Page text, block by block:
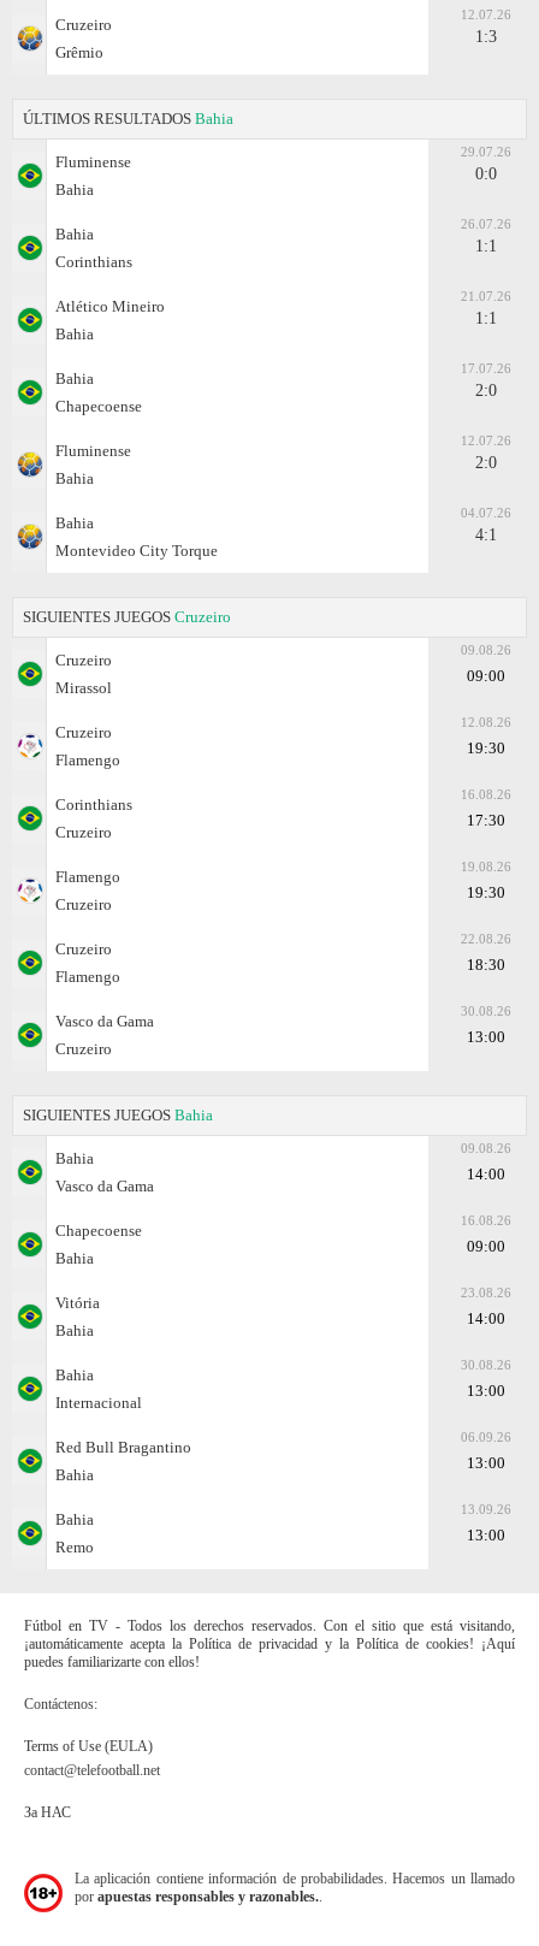
Cruzeiro
Grêmio
12.07.26
1:3
ÚLTIMOS RESULTADOS Bahia
Fluminense
Bahia
29.07.26
0:0
Bahia
Corinthians
26.07.26
1:1
Atlético Mineiro
Bahia
21.07.26
1:1
Bahia
Chapecoense
17.07.26
2:0
Fluminense
Bahia
12.07.26
2:0
Bahia
Montevideo City Torque
04.07.26
4:1
SIGUIENTES JUEGOS Cruzeiro
Cruzeiro
Mirassol
09.08.26
09:00
Cruzeiro
Flamengo
12.08.26
19:30
Corinthians
Cruzeiro
16.08.26
17:30
Flamengo
Cruzeiro
19.08.26
19:30
Cruzeiro
Flamengo
22.08.26
18:30
Vasco da Gama
Cruzeiro
30.08.26
13:00
SIGUIENTES JUEGOS Bahia
Bahia
Vasco da Gama
09.08.26
14:00
Chapecoense
Bahia
16.08.26
09:00
Vitória
Bahia
23.08.26
14:00
Bahia
Internacional
30.08.26
13:00
Red Bull Bragantino
Bahia
06.09.26
13:00
Bahia
Remo
13.09.26
13:00
Fútbol en TV - Todos los derechos reservados. Con el sitio que está visitando,
¡automáticamente acepta la Política de privacidad y la Política de cookies! ¡Aquí
puedes familiarizarte con ellos!
Contáctenos:
Terms of Use (EULA)
contact@telefootball.net
За НАС
La aplicación contiene información de probabilidades. Hacemos un llamado
por apuestas responsables y razonables.